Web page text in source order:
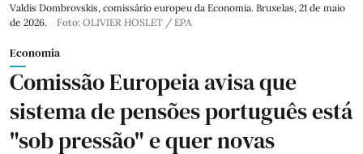
Valdis Dombrovskis, comissário europeu da Economia. Bruxelas, 21 de maio
de 2026.
Foto: OLIVIER HOSLET / EPA
Economia
Comissão Europeia avisa que
sistema de pensões português está
"sob pressão" e quer novas